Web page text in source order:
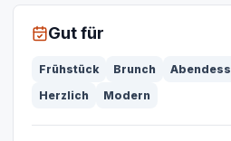
Gut für
Frühstück Brunch
Herzlich
Modern